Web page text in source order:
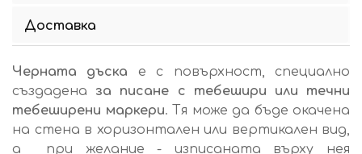
Доставка
Черната дъска е с повърхност, специално
създадена за писане с тебешири или течни
тебеширени маркери. Тя може да бъде окачена
на стена в хоризонтален или вертикален вид,
а при желание - изписаната върху нея